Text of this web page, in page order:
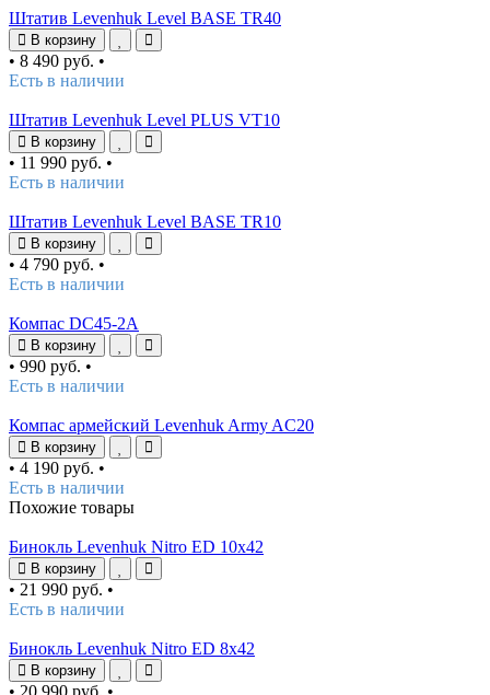
Штатив Levenhuk Level BASE TR40
В корзину
• 8 490 руб. •
Есть в наличии
Штатив Levenhuk Level PLUS VT10
В корзину
• 11 990 руб. •
Есть в наличии
Штатив Levenhuk Level BASE TR10
В корзину
• 4 790 руб. •
Есть в наличии
Компас DC45-2A
В корзину
• 990 руб. •
Есть в наличии
Компас армейский Levenhuk Army AC20
В корзину
• 4 190 руб. •
Есть в наличии
Похожие товары
Бинокль Levenhuk Nitro ED 10x42
В корзину
• 21 990 руб. •
Есть в наличии
Бинокль Levenhuk Nitro ED 8x42
В корзину
• 20 990 руб. •